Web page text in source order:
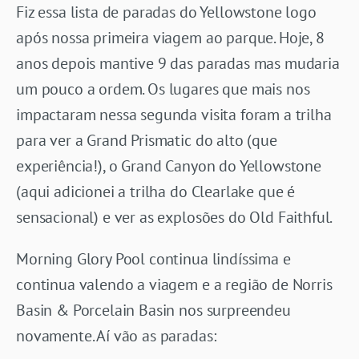
Fiz essa lista de paradas do Yellowstone logo
após nossa primeira viagem ao parque. Hoje, 8
anos depois mantive 9 das paradas mas mudaria
um pouco a ordem. Os lugares que mais nos
impactaram nessa segunda visita foram a trilha
para ver a Grand Prismatic do alto (que
experiência!), o Grand Canyon do Yellowstone
(aqui adicionei a trilha do Clearlake que é
sensacional) e ver as explosões do Old Faithful.
Morning Glory Pool continua lindíssima e
continua valendo a viagem e a região de Norris
Basin & Porcelain Basin nos surpreendeu
novamente. Aí vão as paradas: